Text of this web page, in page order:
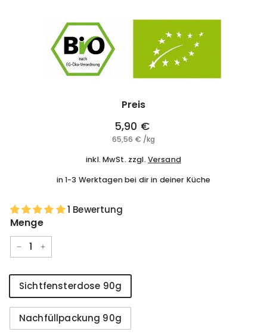
Preis
Normaler
Preis
5,90 €5,90
€
65,56 € 65,56
/kg
inkl. MwSt. zzgl. Versand
in 1-3 Werktagen bei dir in deiner Küche
1 Bewertung
Menge
− +
Größe
Sichtfensterdose 90g
Nachfüllpackung 90g